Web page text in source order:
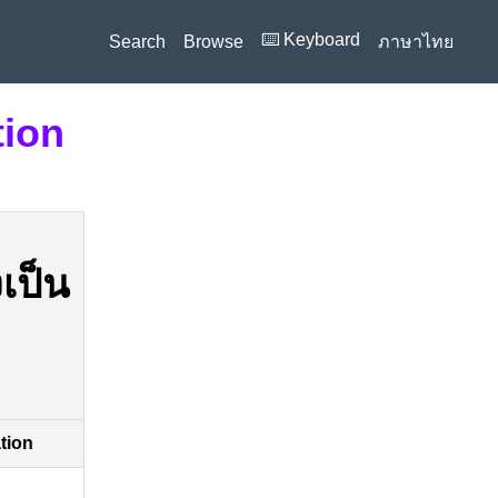
Search Browse ⌨️ Keyboard ภาษาไทย
ป็น